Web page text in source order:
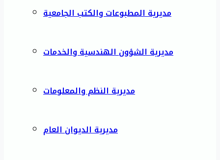
مديرية المطبوعات والكتب الجامعية
مديرية الشؤون الهندسية والخدمات
مديرية النظم والمعلومات
مديرية الديوان العام